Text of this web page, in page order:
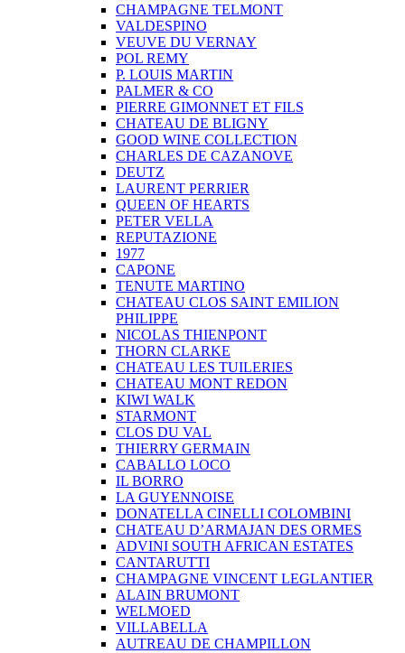
CHAMPAGNE TELMONT
VALDESPINO
VEUVE DU VERNAY
POL REMY
P. LOUIS MARTIN
PALMER & CO
PIERRE GIMONNET ET FILS
CHATEAU DE BLIGNY
GOOD WINE COLLECTION
CHARLES DE CAZANOVE
DEUTZ
LAURENT PERRIER
QUEEN OF HEARTS
PETER VELLA
REPUTAZIONE
1977
CAPONE
TENUTE MARTINO
CHATEAU CLOS SAINT EMILION
PHILIPPE
NICOLAS THIENPONT
THORN CLARKE
CHATEAU LES TUILERIES
CHATEAU MONT REDON
KIWI WALK
STARMONT
CLOS DU VAL
THIERRY GERMAIN
CABALLO LOCO
IL BORRO
LA GUYENNOISE
DONATELLA CINELLI COLOMBINI
CHATEAU D’ARMAJAN DES ORMES
ADVINI SOUTH AFRICAN ESTATES
CANTARUTTI
CHAMPAGNE VINCENT LEGLANTIER
ALAIN BRUMONT
WELMOED
VILLABELLA
AUTREAU DE CHAMPILLON